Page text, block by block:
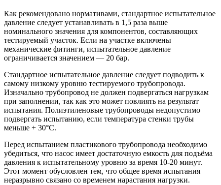
Как рекомендовано нормативами, стандартное испытательное
давление следует устанавливать в 1,5 раза выше
номинального значения для компонентов, составляющих
тестируемый участок. Если на участке включены
механические фитинги, испытательное давление
ограничивается значением — 20 бар.
Стандартное испытательное давление следует подводить к
самому низкому уровню тестируемого трубопровода.
Изначально трубопровод не должен подвергаться нагрузкам
при заполнении, так как это может повлиять на результат
испытания. Полиэтиленовые трубопроводы недопустимо
подвергать испытанию, если температура стенки трубы
меньше + 30°C.
Перед испытанием пластикового трубопровода необходимо
убедиться, что насос имеет достаточную емкость для подъёма
давления к испытательному уровню за время 10-20 минут.
Этот момент обусловлен тем, что общее время испытания
неразрывно связано со временем нарастания нагрузки.